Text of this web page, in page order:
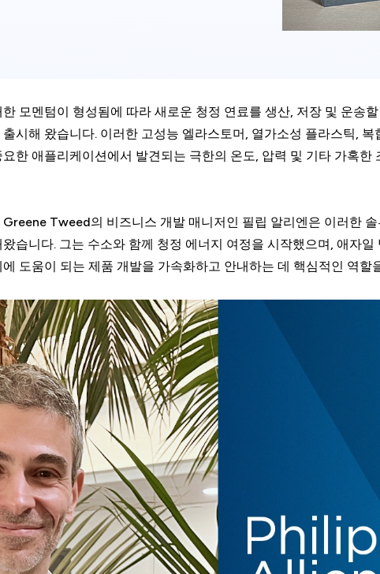
모멘텀이 형성됨에 따라 새로운 청정 연료를 생산, 저장 및 운송
시해 왔습니다. 이러한 고성능 엘라스토머, 열가소성 플라스틱,
한 애플리케이션에서 발견되는 극한의 온도, 압력 및 기타 가혹한
Tweed의 비즈니스 개발 매니저인 필립 알리엔은 이러한
습니다. 그는 수소와 함께 청정 에너지 여정을 시작했으며, 애자일
도움이 되는 제품 개발을 가속화하고 안내하는 데 핵심적인 역할